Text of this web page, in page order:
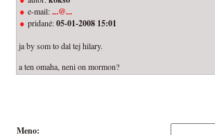
e-mail:...@...
pridané:05-01-2008 15:01
ja by som to dal tej hilary.
a ten omaha, neni on mormon?
Meno: